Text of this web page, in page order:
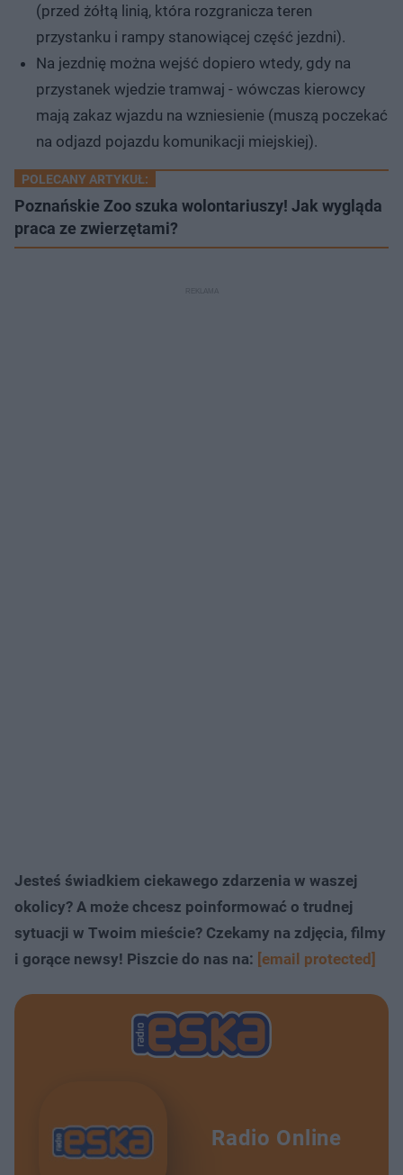
(przed żółtą linią, która rozgranicza teren
przystanku i rampy stanowiącej część jezdni).
Na jezdnię można wejść dopiero wtedy, gdy na
przystanek wjedzie tramwaj - wówczas kierowcy
mają zakaz wjazdu na wzniesienie (muszą poczekać
na odjazd pojazdu komunikacji miejskiej).
POLECANY ARTYKUŁ:
Poznańskie Zoo szuka wolontariuszy! Jak wygląda
praca ze zwierzętami?
Jesteś świadkiem ciekawego zdarzenia w waszej
okolicy? A może chcesz poinformować o trudnej
sytuacji w Twoim mieście? Czekamy na zdjęcia, filmy
i gorące newsy! Piszcie do nas na: [email protected]
Radio Online